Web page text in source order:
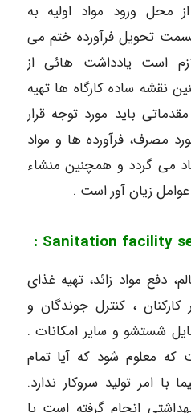
محل ورود مواد اولیه به
تحویل فرآورده ختم می
است یادداشت هائی از
نقشه ساده کارگاه ها تهیه
باید مورد توجه قرار
مصرف، فرآورده ها و مواد
می گردد و همچنین منشاء
زیان آور است .
دفع مواد زائد، تهیه غذای
کارکنان ، کنترل جوندگان و
شستشو و سایر امکانات .
که معلوم شود که آیا تمام
امر تولید سروکار ندارد.
انجام گرفته است یا